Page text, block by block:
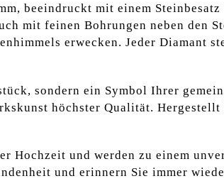
beeindruckt mit einem
mit feinen Bohrungen neben den
erwecken. Jeder Diamant
sondern ein Symbol Ihrer
höchster Qualität.
Hochzeit und werden zu einem
und erinnern Sie immer